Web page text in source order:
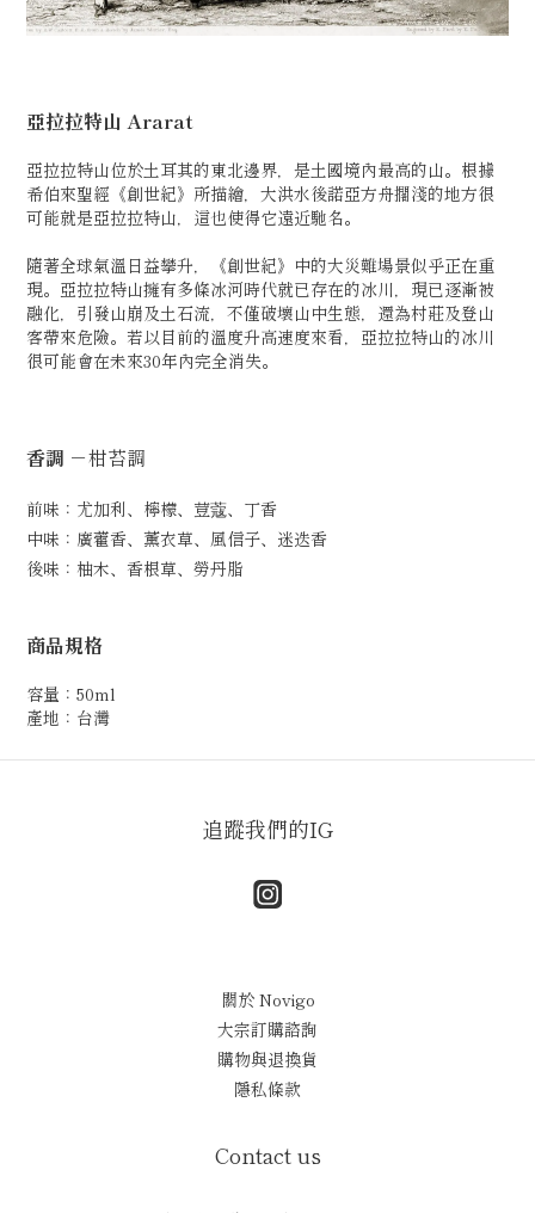
亞拉拉特山 Ararat
亞拉拉特山位於土耳其的東北邊界，是土國境內最高的山。根據
希伯來聖經《創世紀》所描繪，大洪水後諾亞方舟擱淺的地方很
可能就是亞拉拉特山，這也使得它遠近馳名。
隨著全球氣溫日益攀升，《創世紀》中的大災難場景似乎正在重
現。亞拉拉特山擁有多條冰河時代就已存在的冰川，現已逐漸被
融化，引發山崩及土石流，不僅破壞山中生態，還為村莊及登山
客帶來危險。若以目前的溫度升高速度來看，亞拉拉特山的冰川
很可能會在未來30年內完全消失。
香調 －柑苔調
前味：尤加利、檸檬、荳蔻、丁香
中味：廣藿香、薰衣草、風信子、迷迭香
後味：柚木、香根草、勞丹脂
商品規格
容量：50ml
產地：台灣
追蹤我們的IG
關於 Novigo
大宗訂購諮詢
購物與退換貨
隱私條款
Contact us